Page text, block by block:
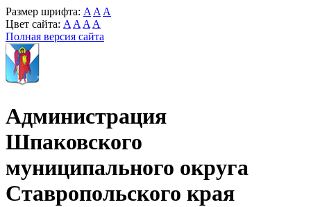
Размер шрифта: A A A
Цвет сайта: A A A A
Полная версия сайта
Администрация
Шпаковского
муниципального округа
Ставропольского края